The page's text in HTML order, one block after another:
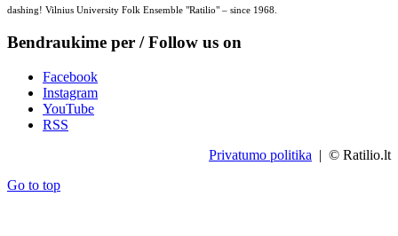
dashing! Vilnius University Folk Ensemble "Ratilio" – since 1968.
Bendraukime per / Follow us on
Facebook
Instagram
YouTube
RSS
Privatumo politika | © Ratilio.lt
Go to top